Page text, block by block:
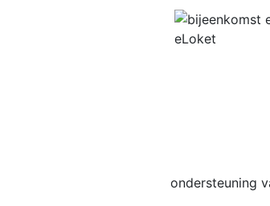
ondersteuning